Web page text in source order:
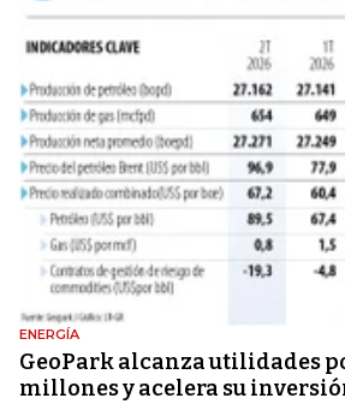
ENERGÍA
GeoPark alcanza utilidades
millones y acelera su